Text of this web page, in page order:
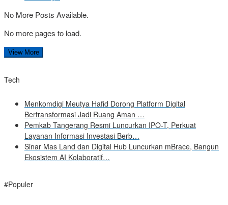
No More Posts Available.
No more pages to load.
View More
Tech
Menkomdigi Meutya Hafid Dorong Platform Digital
Bertransformasi Jadi Ruang Aman …
Pemkab Tangerang Resmi Luncurkan IPO-T, Perkuat
Layanan Informasi Investasi Berb…
Sinar Mas Land dan Digital Hub Luncurkan mBrace, Bangun
Ekosistem AI Kolaboratif…
#Populer